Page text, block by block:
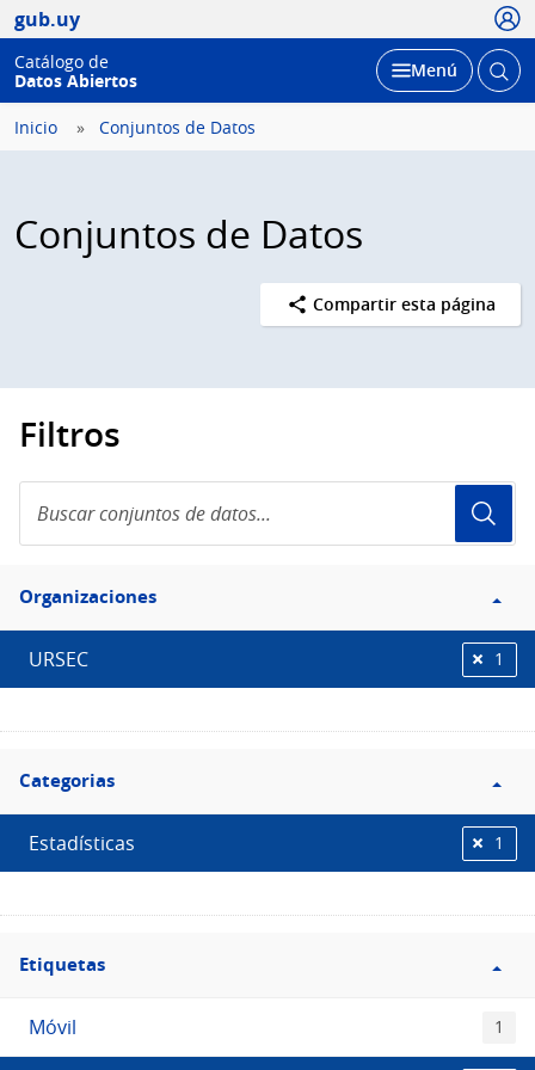
gub.uy
Catálogo de
Datos Abiertos
Desplegar
Menú Abrir
Inicio Conjuntos de Datos
Conjuntos de Datos
Compartir esta página
Filtros
conjuntos
de
Filtro
Organizaciones
Organizaciones
URSEC 1
Filtro
Categorias
Categorias
Estadísticas 1
Filtro
Etiquetas
Etiquetas
Móvil 1